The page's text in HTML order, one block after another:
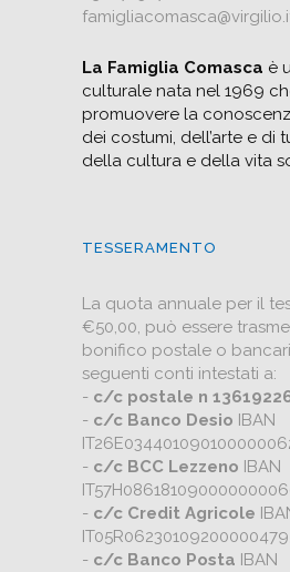
La Famiglia Comasca è
culturale nata nel 1969
promuovere la
dei costumi, dell’arte e di
della cultura e della vita
TESSERAMENTO
La quota annuale per il
€50,00, può essere
bonifico postale o
seguenti conti intestati a:
- c/c postale n
- c/c Banco Desio IBAN
- c/c BCC Lezzeno IBAN
- c/c Credit Agricole
- c/c Banco Posta IBAN